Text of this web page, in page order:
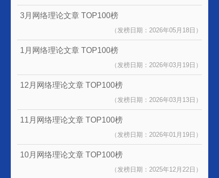
3月网络理论文章 TOP100榜
（发榜日期：2026年05月18日）
1月网络理论文章 TOP100榜
（发榜日期：2026年03月19日）
12月网络理论文章 TOP100榜
（发榜日期：2026年03月13日）
11月网络理论文章 TOP100榜
（发榜日期：2026年01月19日）
10月网络理论文章 TOP100榜
（发榜日期：2025年12月22日）